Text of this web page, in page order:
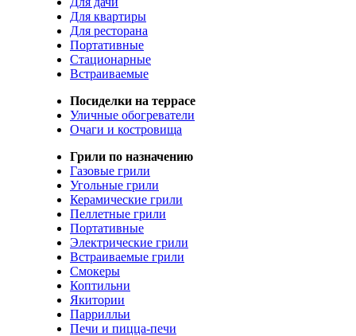
Для квартиры
Для ресторана
Портативные
Стационарные
Встраиваемые
Посиделки на террасе
Уличные обогреватели
Очаги и костровища
Грили по назначению
Газовые грили
Угольные грили
Керамические грили
Пеллетные грили
Портативные
Электрические грили
Встраиваемые грили
Смокеры
Коптильни
Якитории
Паррилльи
Печи и пицца-печи